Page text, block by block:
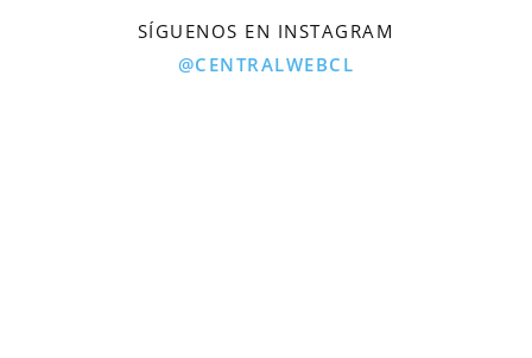
SÍGUENOS EN INSTAGRAM
@CENTRALWEBCL